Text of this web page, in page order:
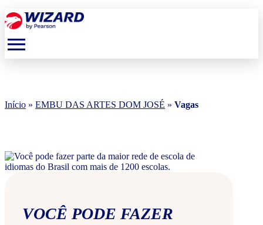
menu
Início » EMBU DAS ARTES DOM JOSÉ » Vagas
VOCÊ PODE FAZER